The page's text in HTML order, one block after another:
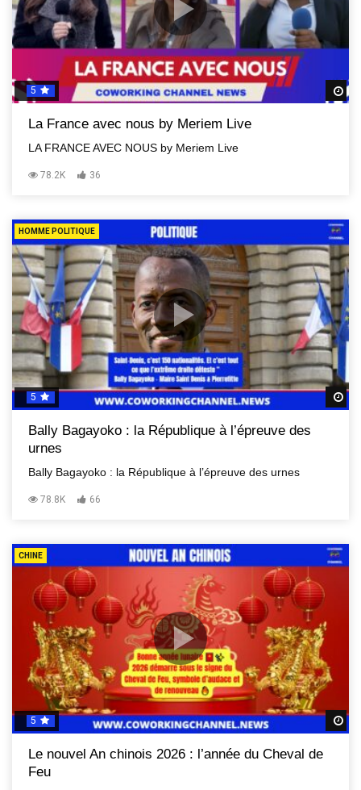
5
La France avec nous by Meriem Live
LA FRANCE AVEC NOUS by Meriem Live
78.2K 36
HOMME POLITIQUE
5
Bally Bagayoko : la République à l’épreuve des
urnes
Bally Bagayoko : la République à l’épreuve des urnes
78.8K 66
CHINE
5
Le nouvel An chinois 2026 : l’année du Cheval de
Feu